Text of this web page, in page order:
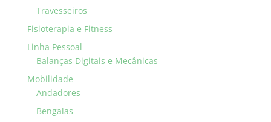
Travesseiros
Fisioterapia e Fitness
Linha Pessoal
Balanças Digitais e Mecânicas
Mobilidade
Andadores
Bengalas